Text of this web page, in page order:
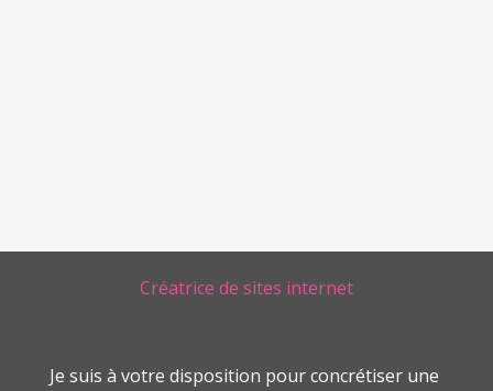
Créatrice de sites internet
Je suis à votre disposition pour concrétiser une